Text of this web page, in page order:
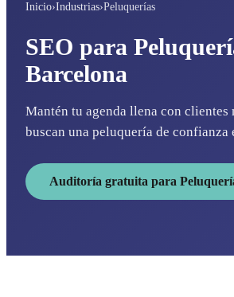
Inicio›Industrias›Peluquerías
SEO para
Barcelona
Mantén tu agenda llena con clientes
buscan una peluquería de confianza
Auditoría gratuita para